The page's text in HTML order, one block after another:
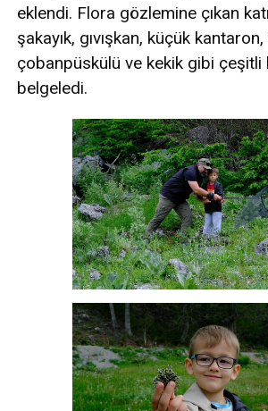
eklendi. Flora gözlemine çıkan
şakayık, gıvışkan, küçük
çobanpüskülü ve kekik gibi çeşitli
belgeledi.